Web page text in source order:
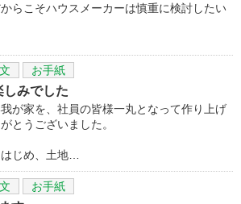
らこそハウスメーカーは慎重に検討したい
お手紙
みでした
が家を、社員の皆様一丸となって作り上げ
とうございました。
じめ、土地…
お手紙